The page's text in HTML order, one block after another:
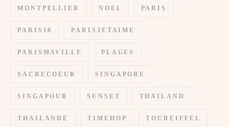
MONTPELLIER NOEL PARIS
PARIS18 PARISJETAIME
PARISMAVILLE PLAGES
SACRECOEUR SINGAPORE
SINGAPOUR SUNSET THAILAND
THAILANDE TIMEHOP TOUREIFFEL